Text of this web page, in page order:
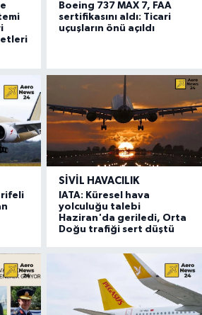
Boeing 737 MAX 7, FAA
sertifikasını aldı: Ticari
uçuşların önü açıldı
SIVIL HAVACILIK
IATA: Küresel hava
yolculuğu talebi
Haziran'da geriledi, Orta
Doğu trafiği sert düştü